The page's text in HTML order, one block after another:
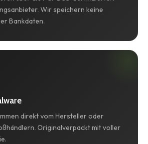
Wir speichern keine
Bankdaten.
direkt vom Hersteller oder
Originalverpackt mit voller